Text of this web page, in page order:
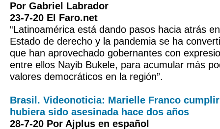
Por Gabriel Labrador
23-7-20 El Faro.net
“Latinoamérica está dando pasos hacia atrás
Estado de derecho y la pandemia se ha
que han aprovechado gobernantes con
entre ellos Nayib Bukele, para acumular más
valores democráticos en la región”.
Brasil. Videonoticia: Marielle Franco
hubiera sido asesinada hace dos años
28-7-20 Por Ajplus en español